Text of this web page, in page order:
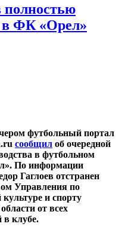
в ФК «Орел»
футбольный портал
сообщил об очередной
в футбольном
По информации
Гаглоев отстранен
Управления по
культуре и спорту
от всех
в клубе.